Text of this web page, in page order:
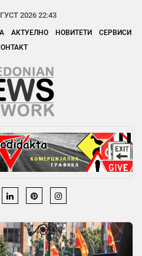
2026 22:43
АКТУЕЛНО НОВИТЕТИ
СЕРВИСИ